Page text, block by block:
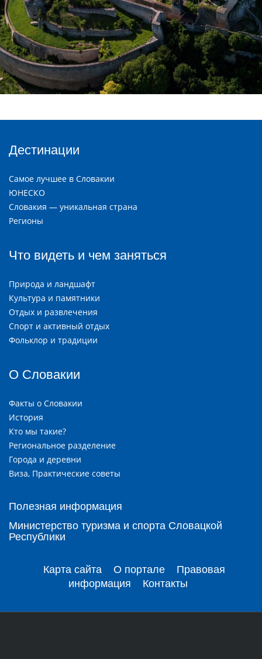
Дестинации
Самое лучшее в Словакии
ЮНЕСКО
Словакия — уникальная страна
Регионы
Что видеть и чем заняться
Природа и ландшафт
Культура и памятники
Отдых и развлечения
Спорт и активный отдых
Фольклор и традиции
О Словакии
Факты о Словакии
История
Кто мы такие?
Региональное разделение
Города и деревни
Виза, Практические советы
Полезная информация
Министерство туризма и спорта Словацкой
Республики
Карта сайта О портале
Правовая
информация
Контакты